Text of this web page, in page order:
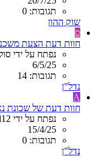
תגובות: 0
שוק ההון
ס
חוות דעת הצעת
נפתח על ידי
6/5/25
תגובות: 14
נדל"ן
A
חוות דעת של שכונת
נפתח על ידי ariel12
15/4/25
תגובות: 0
נדל"ן